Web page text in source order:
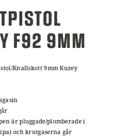
F92 9MM
Knallskott 9mm Kuzey
är pluggade/plomberade i
och krutgaserna går